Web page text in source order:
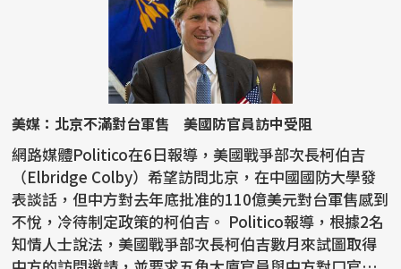
美媒：北京不滿對台軍售 美國防官員訪中受阻
網路媒體Politico在6日報導，美國戰爭部次長柯伯吉
（Elbridge Colby）希望訪問北京，在中國國防大學發
表談話，但中方對去年底批准的110億美元對台軍售感到
不悅，冷待制定政策的柯伯吉。 Politico報導，根據2名
知情人士說法，美國戰爭部次長柯伯吉數月來試圖取得